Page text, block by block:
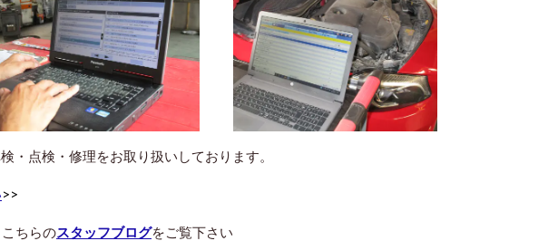
・点検・修理をお取り扱いしております。
>>
ちらのスタッフブログをご覧下さい